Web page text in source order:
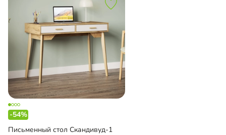
-54%
Письменный стол Скандивуд-1